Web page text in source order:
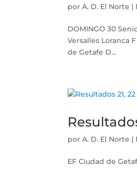
porA. D. El Norte |
DOMINGO 30
Versalles Loranca
de Getafe D...
porA. D. El Norte |
EF Ciudad de